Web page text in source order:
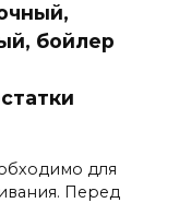
бойлер
для
Перед